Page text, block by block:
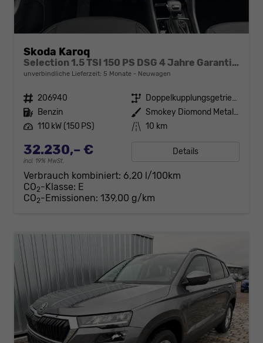
Skoda Karoq
Selection 1.5 TSI 150 PS DSG 4 Jahre Garantie-Anhängerkupplung-Keyless Start-AppleCarPlay-AndroidAuto-Sunset-Tempomat-2-Zonen-Klima-16''Alu
unverbindliche Lieferzeit: 5 Monate Neuwagen
Fahrzeugnr. 206940 Getriebe
Doppelkupplungsgetriebe (DSG)
Kraftstoff Benzin Außenfarbe
Smokey Diomond Metallic
Leistung 110 kW (150 PS) Kilometerstand 10 km
32.230,– €
incl. 19% MwSt.
Details
Verbrauch kombiniert: 6,20 l/100km
CO2-Klasse: E
CO2-Emissionen: 139,00 g/km